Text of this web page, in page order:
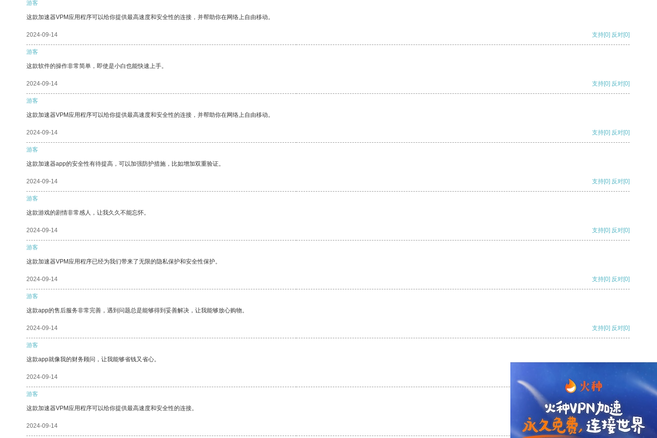
游客
这款加速器VPM应用程序可以给你提供最高速度和安全性的连接，并帮助你在网络上自由移动。
2024-09-14 支持[0] 反对[0]
游客
这款软件的操作非常简单，即使是小白也能快速上手。
2024-09-14 支持[0] 反对[0]
游客
这款加速器VPM应用程序可以给你提供最高速度和安全性的连接，并帮助你在网络上自由移动。
2024-09-14 支持[0] 反对[0]
游客
这款加速器app的安全性有待提高，可以加强防护措施，比如增加双重验证。
2024-09-14 支持[0] 反对[0]
游客
这款游戏的剧情非常感人，让我久久不能忘怀。
2024-09-14 支持[0] 反对[0]
游客
这款加速器VPM应用程序已经为我们带来了无限的隐私保护和安全性保护。
2024-09-14 支持[0] 反对[0]
游客
这款app的售后服务非常完善，遇到问题总是能够得到妥善解决，让我能够放心购物。
2024-09-14 支持[0] 反对[0]
游客
这款app就像我的财务顾问，让我能够省钱又省心。
2024-09-14
游客
这款加速器VPM应用程序可以给你提供最高速度和安全性的连接。
2024-09-14 支持 [0] 反对[0]